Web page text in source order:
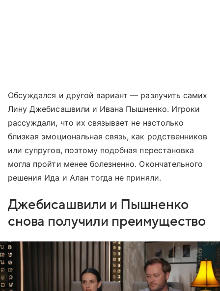
Обсуждался и другой вариант — разлучить самих
Лину Джебисашвили и Ивана Пышненко. Игроки
рассуждали, что их связывает не настолько
близкая эмоциональная связь, как родственников
или супругов, поэтому подобная перестановка
могла пройти менее болезненно. Окончательного
решения Ида и Алан тогда не приняли.
Джебисашвили и Пышненко
снова получили преимущество